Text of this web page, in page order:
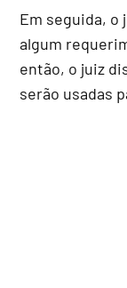
Em seguida, o
algum
então, o juiz
serão usadas